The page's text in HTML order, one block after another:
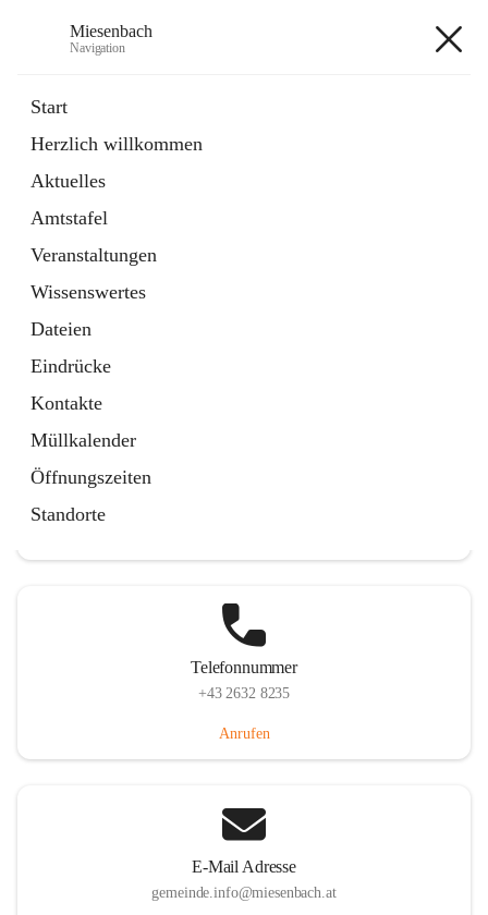
Miesenbach
Navigation
Start
Herzlich willkommen
Aktuelles
Amtstafel
Veranstaltungen
Wissenswertes
Dateien
Eindrücke
Kontakte
Müllkalender
Öffnungszeiten
Standorte
Externe Webseite
in
Tab
Region Schneebergland
Externe Webseite
öffnet
in
neuem
Tab
Telefonnummer
+43 2632 8235
Anrufen
E-Mail Adresse
gemeinde.info@miesenbach.at